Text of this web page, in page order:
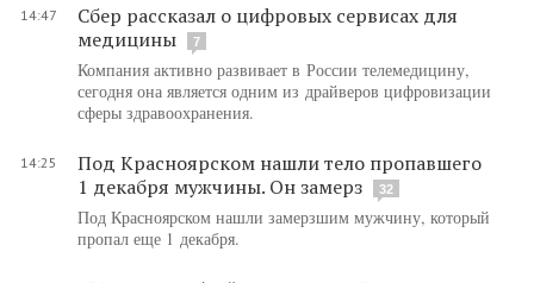
14:47
Сбер рассказал о цифровых сервисах для
медицины
7
Компания активно развивает в России телемедицину,
сегодня она является одним из драйверов цифровизации
сферы здравоохранения.
14:25
Под Красноярском нашли тело пропавшего
1 декабря мужчины. Он замерз
32
Под Красноярском нашли замерзшим мужчину, который
пропал еще 1 декабря.